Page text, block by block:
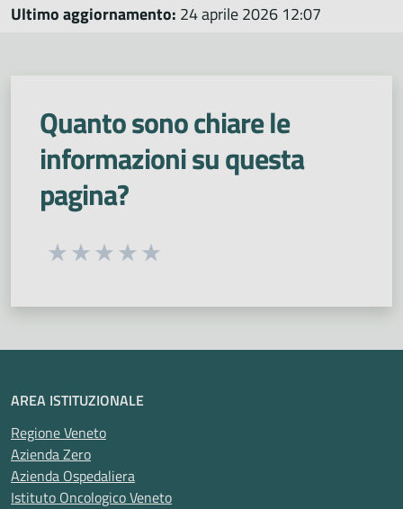
Ultimo aggiornamento: 24 aprile 2026 12:07
Quanto sono chiare le
informazioni su questa
pagina?
Seleziona una valutazione da 1 a 5 stelle
AREA ISTITUZIONALE
Regione Veneto
Azienda Zero
Azienda Ospedaliera
Istituto Oncologico Veneto